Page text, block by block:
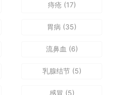
痔疮 (17)
胃病 (35)
流鼻血 (6)
乳腺结节(5)
感冒 (5)